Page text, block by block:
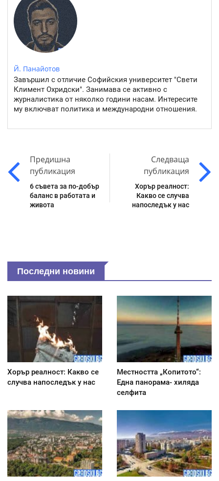
Й. Панайотов
Завършил с отличие Софийския университет "Свети
Климент Охридски". Занимава се активно с
журналистика от няколко години насам. Интересите
му включват политика и международни отношения.
Предишна
публикация
6 съвета за по-добър
баланс в работата и
живота
Следваща
публикация
Хорър реалност:
Какво се случва
напоследък у нас
Последни новини
Хорър реалност: Какво се
случва напоследък у нас
Местността „Копитото“:
Една панорама- хиляда
селфита